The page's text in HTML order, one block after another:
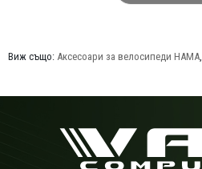
Виж също: Аксесоари за велосипеди HAMA,